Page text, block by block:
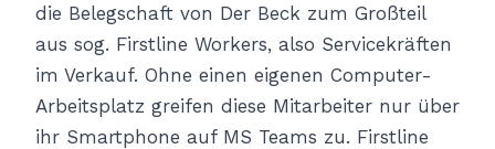
die Belegschaft von Der Beck zum Großteil
aus sog. Firstline Workers, also Servicekräften
im Verkauf. Ohne einen eigenen Computer-
Arbeitsplatz greifen diese Mitarbeiter nur über
ihr Smartphone auf MS Teams zu. Firstline